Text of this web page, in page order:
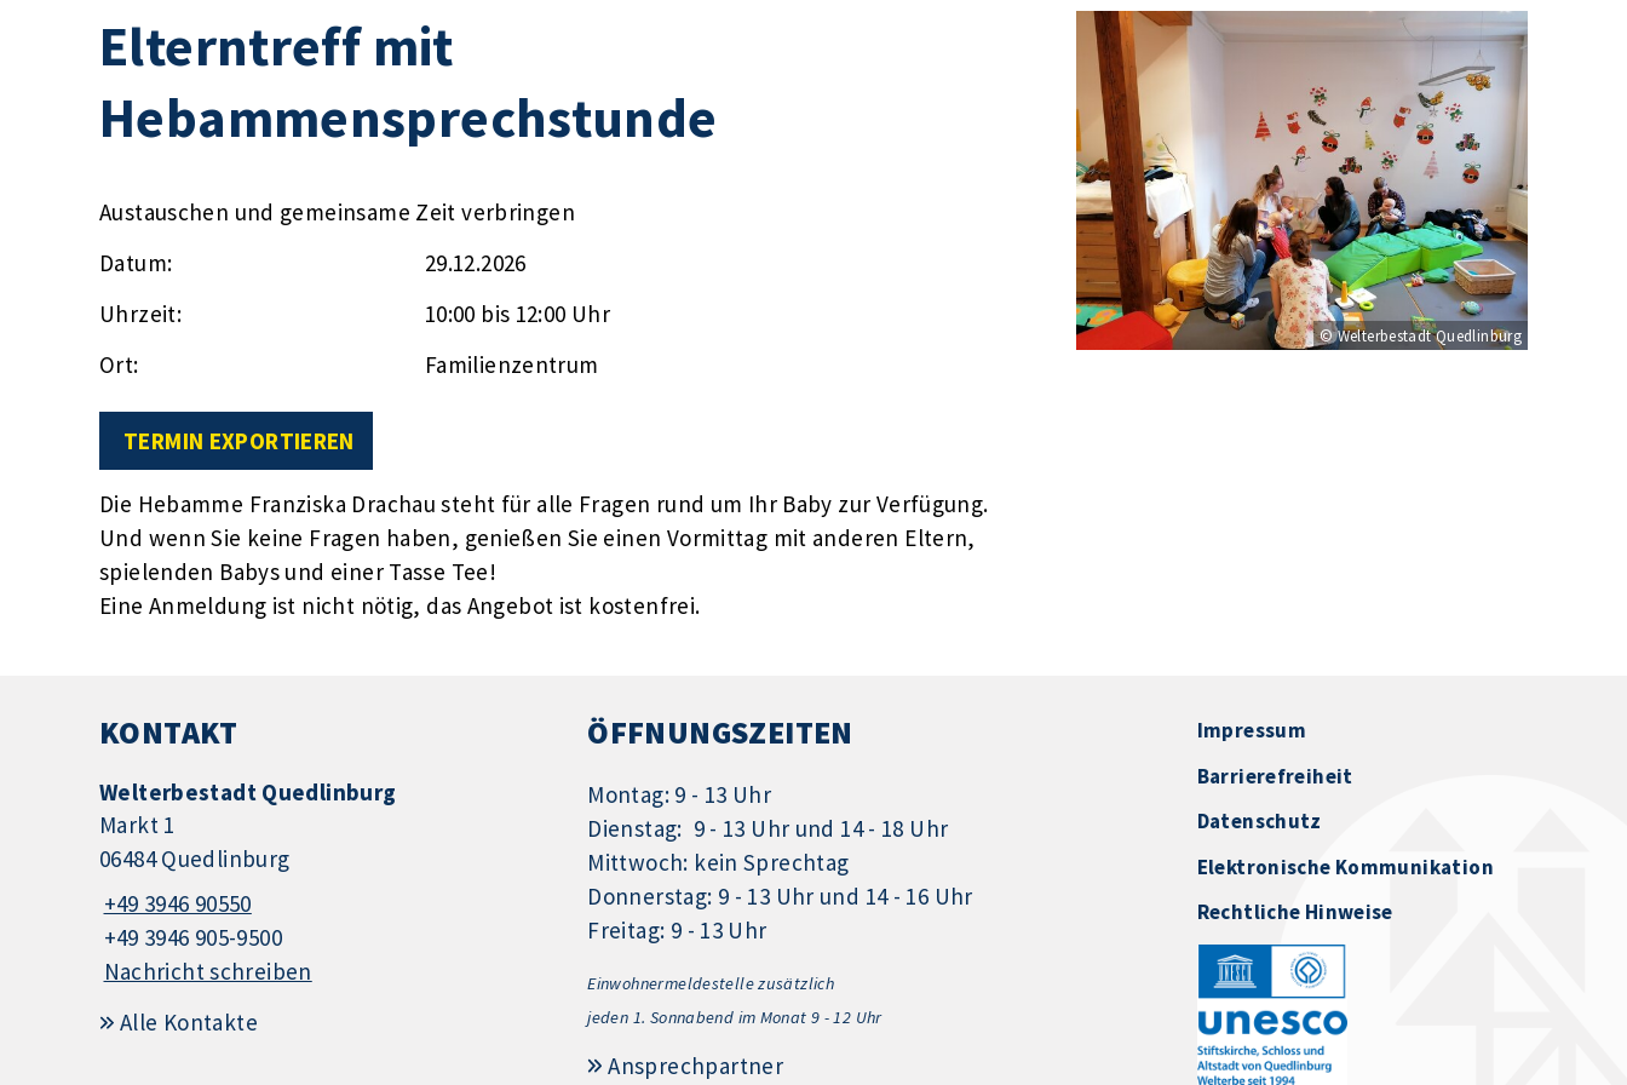
Elterntreff mit
Hebammensprechstunde
Austauschen und gemeinsame Zeit verbringen
Datum:
29.12.2026
Uhrzeit:
10:00 bis 12:00 Uhr
Ort:
Familienzentrum
TERMIN EXPORTIEREN
Die Hebamme Franziska Drachau steht für alle Fragen rund um Ihr Baby zur Verfügung.
Und wenn Sie keine Fragen haben, genießen Sie einen Vormittag mit anderen Eltern,
spielenden Babys und einer Tasse Tee!
Eine Anmeldung ist nicht nötig, das Angebot ist kostenfrei.
© Welterbestadt Quedlinburg
KONTAKT
Welterbestadt Quedlinburg
Markt 1
06484 Quedlinburg
+49 3946 90550
+49 3946 905-9500
Nachricht schreiben
Alle Kontakte
ÖFFNUNGSZEITEN
Montag: 9 - 13 Uhr
Dienstag: 9 - 13 Uhr und 14 - 18 Uhr
Mittwoch: kein Sprechtag
Donnerstag: 9 - 13 Uhr und 14 - 16 Uhr
Freitag: 9 - 13 Uhr
Einwohnermeldestelle zusätzlich
jeden 1. Sonnabend im Monat 9 - 12 Uhr
Ansprechpartner
Impressum
Barrierefreiheit
Datenschutz
Elektronische Kommunikation
Rechtliche Hinweise